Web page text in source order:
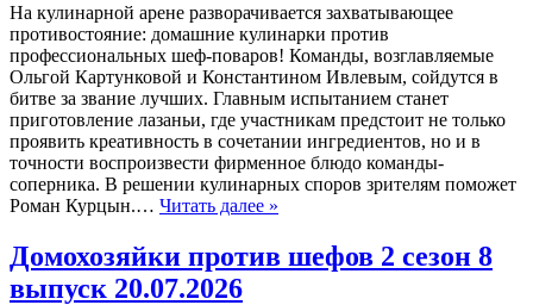
На кулинарной арене разворачивается захватывающее
противостояние: домашние кулинарки против
профессиональных шеф-поваров! Команды, возглавляемые
Ольгой Картунковой и Константином Ивлевым, сойдутся в
битве за звание лучших. Главным испытанием станет
приготовление лазаньи, где участникам предстоит не только
проявить креативность в сочетании ингредиентов, но и в
точности воспроизвести фирменное блюдо команды-
соперника. В решении кулинарных споров зрителям поможет
Роман Курцын.… Читать далее »
Домохозяйки против шефов 2 сезон 8
выпуск 20.07.2026